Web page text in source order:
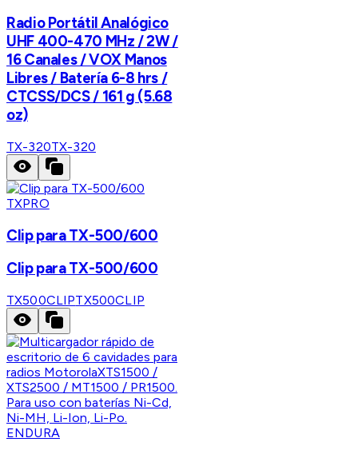
Radio Portátil Analógico
UHF 400-470 MHz / 2W /
16 Canales / VOX Manos
Libres / Batería 6-8 hrs /
CTCSS/DCS / 161 g (5.68
oz)
TX-320TX-320
TXPRO
Clip para TX-500/600
Clip para TX-500/600
TX500CLIPTX500CLIP
ENDURA